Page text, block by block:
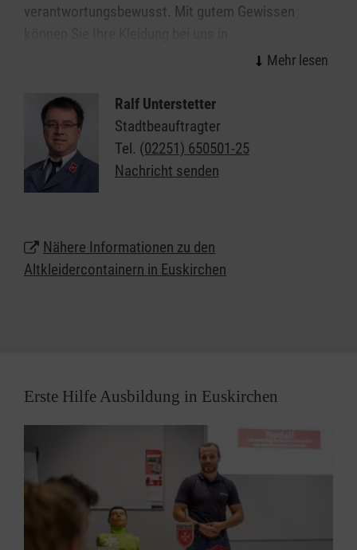
verantwortungsbewusst. Mit gutem Gewissen
Euskirchen abgeben. Wir garantieren eine faire und
Erlösen aus dem Verkauf Ihrer Altkleiderspenden
finanzieren wir unsere sozialen und humanitären
Projekte, die wir für Betroffene kostenlos anbieten.
Ralf Unterstetter
Stadtbeauftragter
Tel. (02251) 650501-25
Nachricht senden
Nähere Informationen zu den
Altkleidercontainern in Euskirchen
Erste Hilfe Ausbildung in Euskirchen